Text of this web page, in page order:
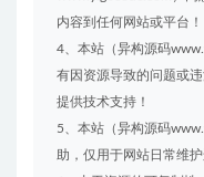
内容到任何网站或平台！
4、本站（异构源码
有因资源导致的问题或
提供技术支持！
5、本站（异构源码
助，仅用于网站日常维护